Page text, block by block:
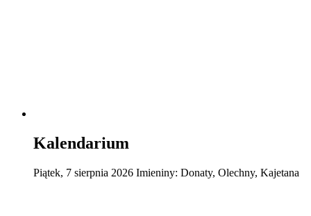
Kalendarium
Piątek, 7 sierpnia 2026 Imieniny: Donaty, Olechny, Kajetana